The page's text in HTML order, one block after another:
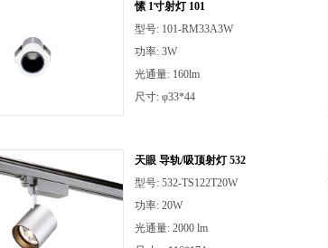
愫 1寸射灯 101
型号: 101-RM33A3W
功率: 3W
光通量: 160lm
尺寸: φ33*44
天眼 导轨/吸顶射灯 532
型号: 532-TS122T20W
功率: 20W
光通量: 2000 lm